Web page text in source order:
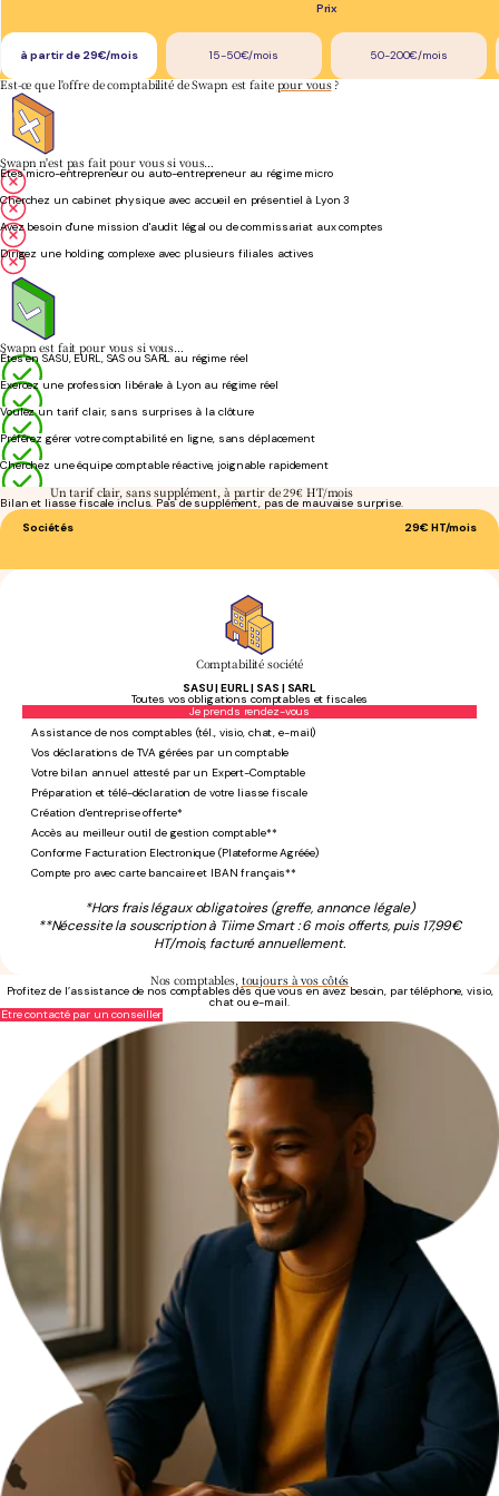
Prix
à partir de 29€/mois 15-50€/mois 50-200€/mois
Est-ce que l'offre de comptabilité de Swapn est faitepour vous?
Swapn n'est pas fait pour vous si vous…
Êtes micro-entrepreneur ou auto-entrepreneur au régime micro
Cherchez un cabinet physique avec accueil en présentiel à Lyon 3
Avez besoin d'une mission d'audit légal ou de commissariat aux comptes
Dirigez une holding complexe avec plusieurs filiales actives
Swapn est fait pour vous si vous…
Êtes en SASU, EURL, SAS ou SARL au régime réel
Exercez une profession libérale à Lyon au régime réel
Voulez un tarif clair, sans surprises à la clôture
Préférez gérer votre comptabilité en ligne, sans déplacement
Cherchez une équipe comptable réactive, joignable rapidement
Un tarif clair, sans supplément, à partir de 29€ HT/mois
Bilan et liasse fiscale inclus. Pas de supplément, pas de mauvaise surprise.
Sociétés
29€ HT/mois
Comptabilité société
SASU | EURL | SAS | SARL
Toutes vos obligations comptables et fiscales
Je prends rendez-vous
Sans engagement
Assistance de nos comptables (tél., visio, chat, e-mail)
Vos déclarations de TVA gérées par un comptable
Votre bilan annuel attesté par un Expert-Comptable
Préparation et télé-déclaration de votre liasse fiscale
Création d'entreprise offerte*
Accès au meilleur outil de gestion comptable**
Conforme Facturation Electronique (Plateforme Agréée)
Compte pro avec carte bancaire et IBAN français**
*Hors frais légaux obligatoires (greffe, annonce légale)
**Nécessite la souscription à Tiime Smart : 6 mois offerts, puis 17,99€
HT/mois, facturé annuellement.
Nos comptables, toujours à vos côtés
Profitez de l’assistance de nos comptables dès que vous en avez besoin, par téléphone, visio,
chat ou e-mail.
Être contacté par un conseiller